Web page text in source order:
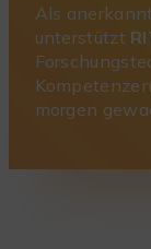
Als
unterstützt
morgen